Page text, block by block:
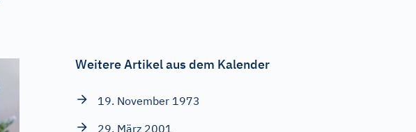
Weitere Artikel aus dem Kalender
19. November 1973
29. März 2001